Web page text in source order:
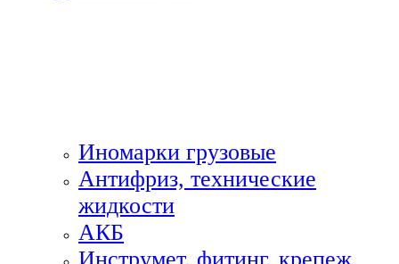
Иномарки грузовые
Антифриз, технические
жидкости
АКБ